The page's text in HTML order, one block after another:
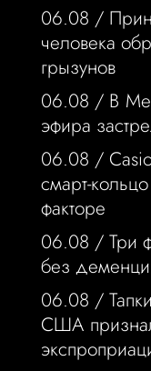
06.08 /
человека
грызунов
06.08 / В
эфира
06.08 /
смарт-
факторе
06.08 / Три
без
06.08 /
США